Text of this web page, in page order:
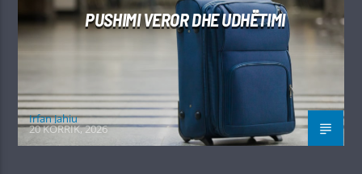
PUSHIMI VEROR DHE UDHËTIMI
Irfan Jahiu
20 KORRIK, 2026